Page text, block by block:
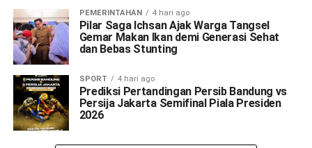
PEMERINTAHAN 4 hari ago
Pilar Saga Ichsan Ajak Warga Tangsel
Gemar Makan Ikan demi Generasi Sehat
dan Bebas Stunting
SPORT 4 hari ago
Prediksi Pertandingan Persib Bandung vs
Persija Jakarta Semifinal Piala Presiden
2026